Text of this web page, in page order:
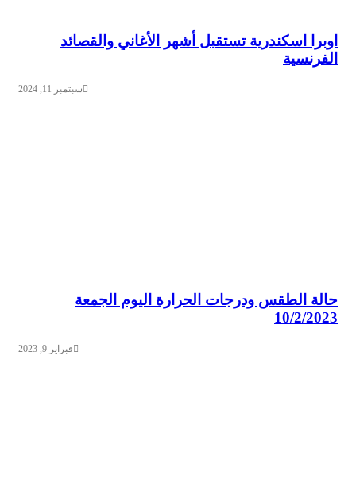
اوبرا اسكندرية تستقبل أشهر الأغاني والقصائد
الفرنسية
سبتمبر 11, 2024
حالة الطقس ودرجات الحرارة اليوم الجمعة
10/2/2023
فبراير 9, 2023